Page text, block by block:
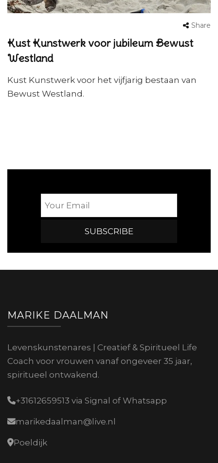
Share
Kust Kunstwerk voor jubileum Bewust
Westland
Kust Kunstwerk voor het vijfjarig bestaan van
Bewust Westland.
MARIKE DAALMAN
Levenskunstenares | Creatief & Spiritueel Life
Coach voor vrouwen vanaf ongeveer 35 jaar,
spiritueel ontwakend.
+31612659513 via Signal of Whatsapp
marikedaalman@live.nl
Poeldijk